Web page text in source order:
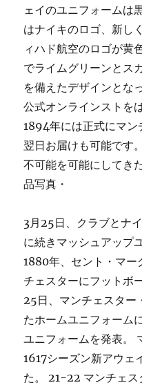
ェイのユニフォームは
はナイキのロゴ、新し
ィハド航空のロゴが黄
でライムグリーンとス
を備えたデザインとな
公式オンラインストを
1894年には正式にマン
翌日お届けも可能です
不可能を可能にしてき
品写真・
3月25日、クラブとナ
に続きマッシュアップ
1880年、セント・マー
チェスターにフットボ
25日、マンチェスター
たホームユニフォーム
ユニフォームを発表。
1617シーズン新アウェ
た。 21-22 マンチェス